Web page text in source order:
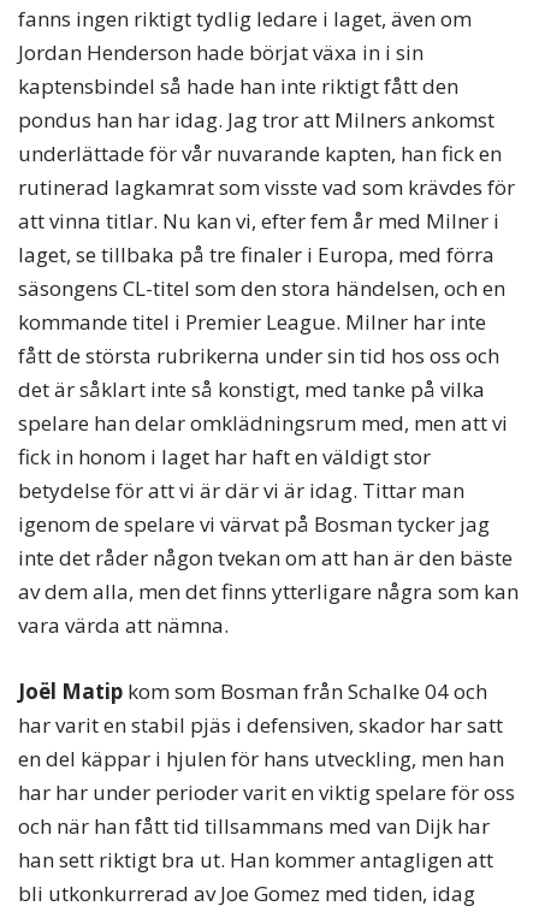
fanns ingen riktigt tydlig ledare i laget, även om
Jordan Henderson hade börjat växa in i sin
kaptensbindel så hade han inte riktigt fått den
pondus han har idag. Jag tror att Milners ankomst
underlättade för vår nuvarande kapten, han fick en
rutinerad lagkamrat som visste vad som krävdes för
att vinna titlar. Nu kan vi, efter fem år med Milner i
laget, se tillbaka på tre finaler i Europa, med förra
säsongens CL-titel som den stora händelsen, och en
kommande titel i Premier League. Milner har inte
fått de största rubrikerna under sin tid hos oss och
det är såklart inte så konstigt, med tanke på vilka
spelare han delar omklädningsrum med, men att vi
fick in honom i laget har haft en väldigt stor
betydelse för att vi är där vi är idag. Tittar man
igenom de spelare vi värvat på Bosman tycker jag
inte det råder någon tvekan om att han är den bäste
av dem alla, men det finns ytterligare några som kan
vara värda att nämna.
Joël Matip kom som Bosman från Schalke 04 och
har varit en stabil pjäs i defensiven, skador har satt
en del käppar i hjulen för hans utveckling, men han
har har under perioder varit en viktig spelare för oss
och när han fått tid tillsammans med van Dijk har
han sett riktigt bra ut. Han kommer antagligen att
bli utkonkurrerad av Joe Gomez med tiden, idag